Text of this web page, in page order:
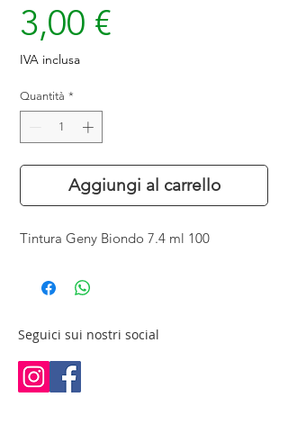
3,00 €
IVA inclusa
Quantità *
Aggiungi al carrello
Tintura Geny Biondo 7.4 ml 100
Seguici sui nostri social